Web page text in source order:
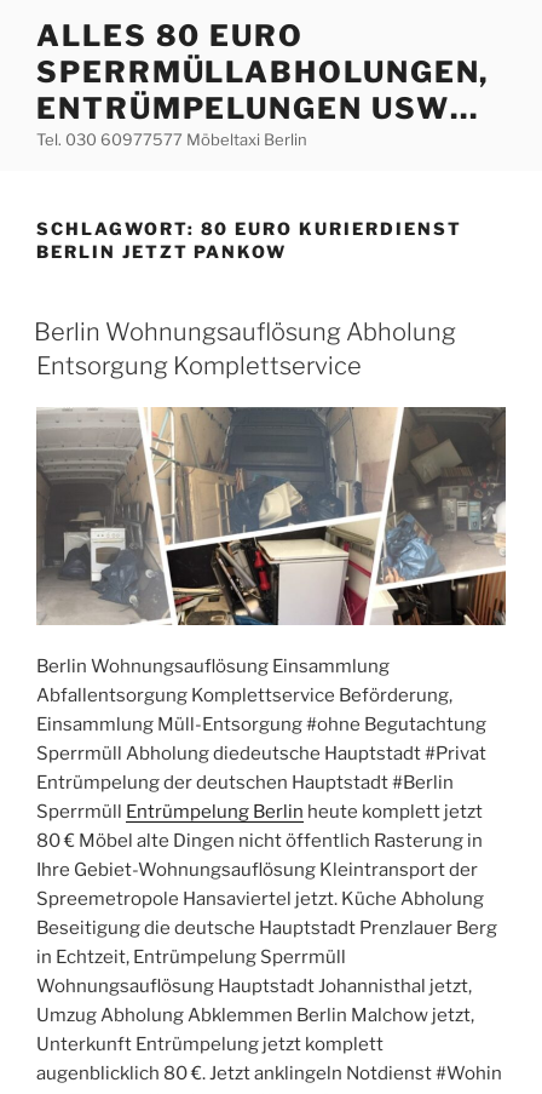
Inhalt
springen
ALLES 80 EURO
SPERRMÜLLABHOLUNGEN,
ENTRÜMPELUNGEN USW…
Tel. 030 60977577 Möbeltaxi Berlin
SCHLAGWORT: 80 EURO KURIERDIENST
BERLIN JETZT PANKOW
VERÖFFENTLICHT
AM
Berlin Wohnungsauflösung Abholung
Entsorgung Komplettservice
Berlin Wohnungsauflösung Einsammlung
Abfallentsorgung Komplettservice Beförderung,
Einsammlung Müll-Entsorgung #ohne Begutachtung
Sperrmüll Abholung diedeutsche Hauptstadt #Privat
Entrümpelung der deutschen Hauptstadt #Berlin
Sperrmüll Entrümpelung Berlin heute komplett jetzt
80 € Möbel alte Dingen nicht öffentlich Rasterung in
Ihre Gebiet-Wohnungsauflösung Kleintransport der
Spreemetropole Hansaviertel jetzt. Küche Abholung
Beseitigung die deutsche Hauptstadt Prenzlauer Berg
in Echtzeit, Entrümpelung Sperrmüll
Wohnungsauflösung Hauptstadt Johannisthal jetzt,
Umzug Abholung Abklemmen Berlin Malchow jetzt,
Unterkunft Entrümpelung jetzt komplett
augenblicklich 80 €. Jetzt anklingeln Notdienst #Wohin